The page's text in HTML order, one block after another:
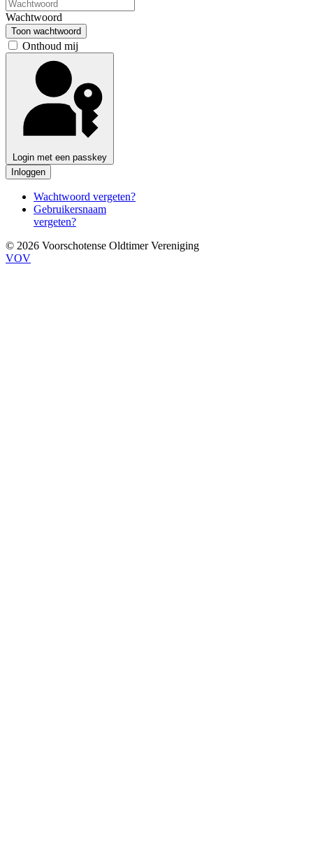
Wachtwoord
Toon wachtwoord
Onthoud mij
Login met een passkey
Inloggen
Wachtwoord vergeten?
Gebruikersnaam
vergeten?
© 2026 Voorschotense Oldtimer Vereniging
VOV